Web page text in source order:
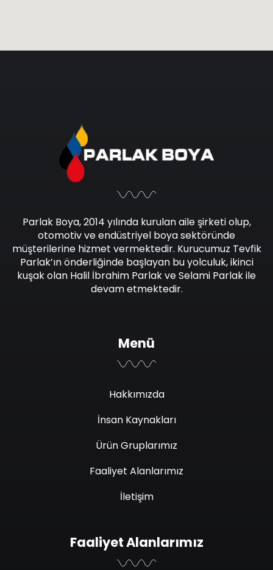
Parlak Boya, 2014 yılında kurulan aile şirketi olup,
otomotiv ve endüstriyel boya sektöründe
müşterilerine hizmet vermektedir. Kurucumuz Tevfik
Parlak’ın önderliğinde başlayan bu yolculuk, ikinci
kuşak olan Halil İbrahim Parlak ve Selami Parlak ile
devam etmektedir.
Menü
Hakkımızda
İnsan Kaynakları
Ürün Gruplarımız
Faaliyet Alanlarımız
İletişim
Faaliyet Alanlarımız